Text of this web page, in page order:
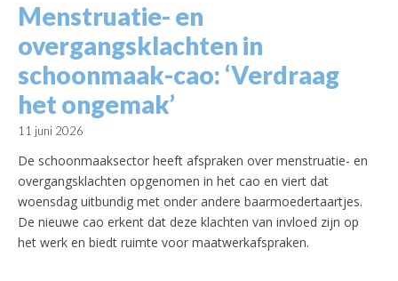
Menstruatie- en
overgangsklachten in
schoonmaak-cao: ‘Verdraag
het ongemak’
11 juni 2026
De schoonmaaksector heeft afspraken over menstruatie- en
overgangsklachten opgenomen in het cao en viert dat
woensdag uitbundig met onder andere baarmoedertaartjes.
De nieuwe cao erkent dat deze klachten van invloed zijn op
het werk en biedt ruimte voor maatwerkafspraken.